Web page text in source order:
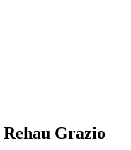
Rehau Grazio